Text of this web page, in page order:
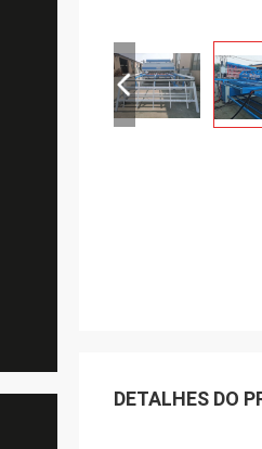
DETALHES DO